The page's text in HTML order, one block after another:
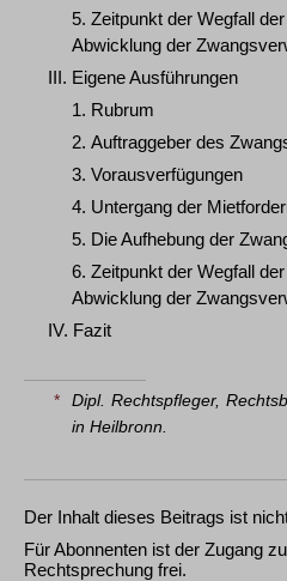
5. Zeitpunkt der Wegfall
Abwicklung der
III. Eigene Ausführungen
1. Rubrum
2. Auftraggeber des
3. Vorausverfügungen
4. Untergang der
5. Die Aufhebung der
6. Zeitpunkt der Wegfall
Abwicklung der
IV. Fazit
*
Dipl. Rechtspfleger,
in Heilbronn.
Der Inhalt dieses Beitrags ist
Für Abonnenten ist der Zugang
Rechtsprechung frei.